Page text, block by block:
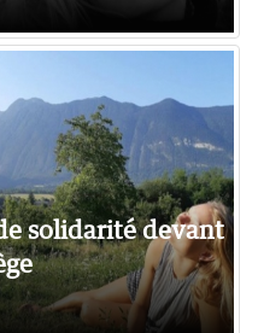
solidarité devant